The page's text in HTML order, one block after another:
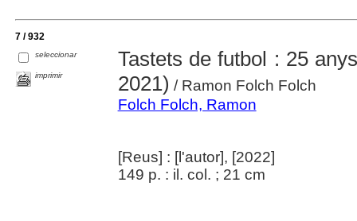
7 / 932
seleccionar
imprimir
Tastets de futbol : 25
2021) / Ramon Folch Folch
Folch Folch, Ramon
[Reus] : [l'autor], [2022]
149 p. : il. col. ; 21 cm